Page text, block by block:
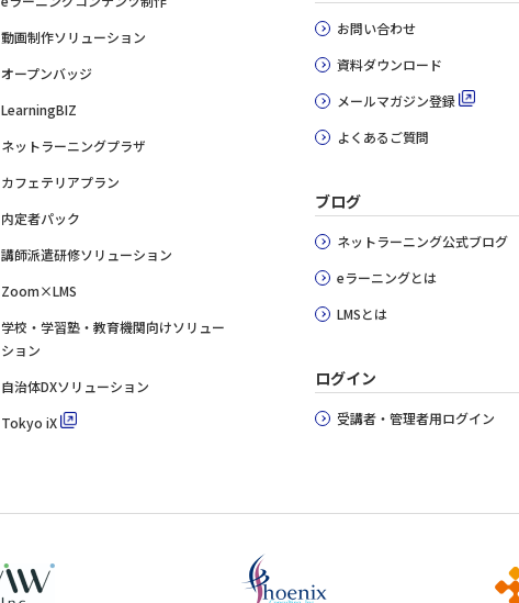
動画制作ソリューション
オープンバッジ
LearningBIZ
ネットラーニングプラザ
カフェテリアプラン
内定者パック
講師派遣研修ソリューション
Zoom×LMS
学校・学習塾・教育機関向けソリュー
ション
自治体DXソリューション
Tokyo iX
お問い合わせ
資料ダウンロード
メールマガジン登録
よくあるご質問
ブログ
ネットラーニング公式ブログ
eラーニングとは
LMSとは
ログイン
受講者・管理者用ログイン